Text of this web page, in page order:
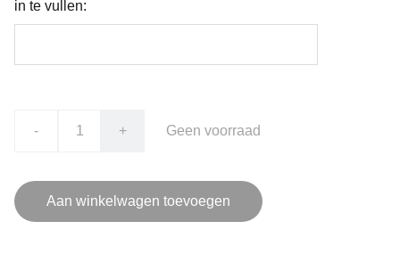
in te vullen:
- + Geen voorraad
Aan winkelwagen toevoegen